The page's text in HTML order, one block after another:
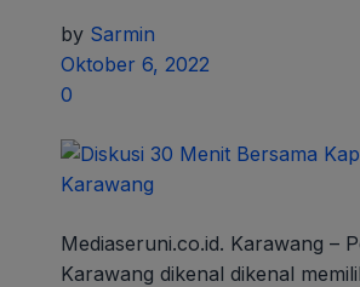
by Sarmin
Oktober 6, 2022
0
Mediaseruni.co.id. Karawang –
Karawang dikenal dikenal